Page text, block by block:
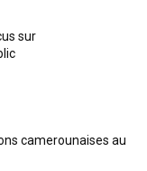
sur
camerounaises au